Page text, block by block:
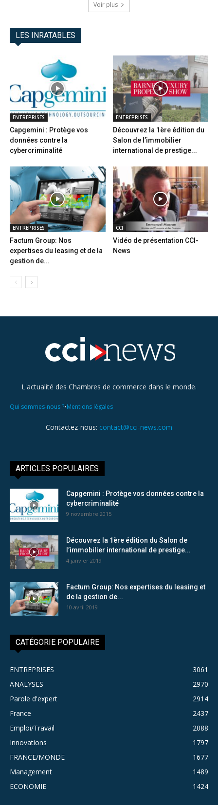
Voir plus
LES INRATABLES
ENTREPRISES
Capgemini : Protège vos
données contre la
cybercriminalité
ENTREPRISES
Découvrez la 1ère édition du
Salon de l’immobilier
international de prestige...
ENTREPRISES
Factum Group: Nos
expertises du leasing et de la
gestion de...
CCI
Vidéo de présentation CCI-
News
L'actualité des Chambres de commerce dans le monde.
Qui sommes-nous ?•Mentions légales
Contactez-nous: contact@cci-news.com
ARTICLES POPULAIRES
Capgemini : Protège vos données contre la
cybercriminalité
9 novembre 2015
Découvrez la 1ère édition du Salon de
l’immobilier international de prestige...
4 janvier 2019
Factum Group: Nos expertises du leasing et
de la gestion de...
10 avril 2019
CATÉGORIE POPULAIRE
ENTREPRISES
3061
ANALYSES
2970
Parole d'expert
2914
France
2437
Emploi/Travail
2088
Innovations
1797
FRANCE/MONDE
1677
Management
1489
ECONOMIE
1424